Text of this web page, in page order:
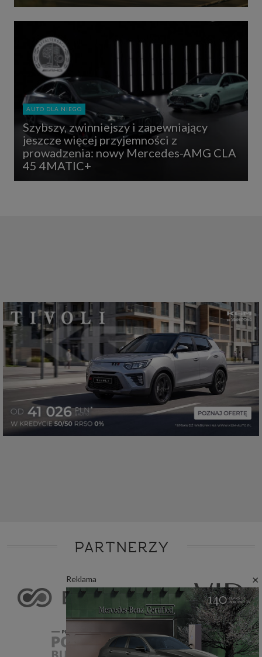
Reklama ×
AUTO DLA NIEGO
Szybszy, zwinniejszy i zapewniający
jeszcze więcej przyjemności z
prowadzenia: nowy Mercedes-AMG CLA
45 4MATIC+
PARTNERZY